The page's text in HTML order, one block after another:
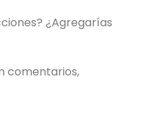
¿Agregarías
comentarios,